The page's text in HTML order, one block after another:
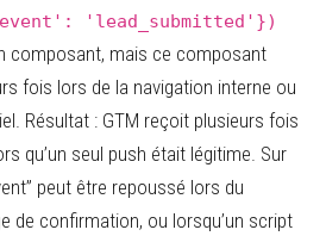
'lead_submitted'})
composant, mais ce composant
fois lors de la navigation interne ou
Résultat : GTM reçoit plusieurs fois
qu’un seul push était légitime. Sur
peut être repoussé lors du
de confirmation, ou lorsqu’un script